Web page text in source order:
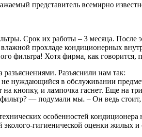
представитель всемирно
Срок их работы – 3 месяца. После
прохладе кондиционерных
фильтра! Хотя фирма, как
Разъяснили нам так:
в обслуживании
кнопку, и лампочка гаснет. Еще на
— подумали мы. – Он ведь
особенностей
гигиенической оценки